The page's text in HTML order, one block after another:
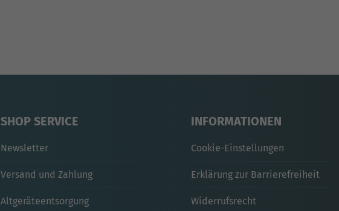
SHOP SERVICE
Newsletter
Versand und Zahlung
Altgeräteentsorgung
INFORMATIONEN
Cookie-Einstellungen
Erklärung zur Barrierefreiheit
Widerrufsrecht